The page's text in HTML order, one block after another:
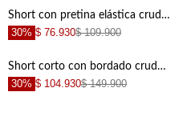
+
+
Short con pretina elástica crudo con diseño limpio para mujer
30% $ 76.930$ 109.900
Short corto con bordado crudo para mujer
30% $ 104.930$ 149.900